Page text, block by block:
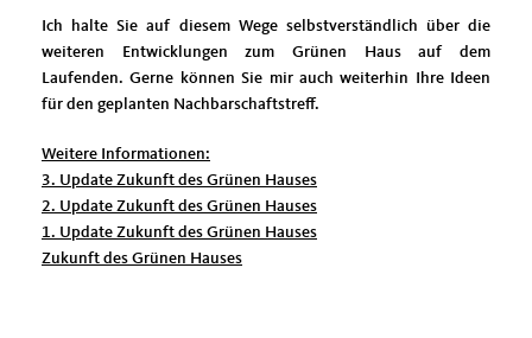
Ich halte Sie auf diesem Wege selbstverständlich über die
weiteren Entwicklungen zum Grünen Haus auf dem
Laufenden. Gerne können Sie mir auch weiterhin Ihre Ideen
für den geplanten Nachbarschaftstreff.
Weitere Informationen:
3. Update Zukunft des Grünen Hauses
2. Update Zukunft des Grünen Hauses
1. Update Zukunft des Grünen Hauses
Zukunft des Grünen Hauses